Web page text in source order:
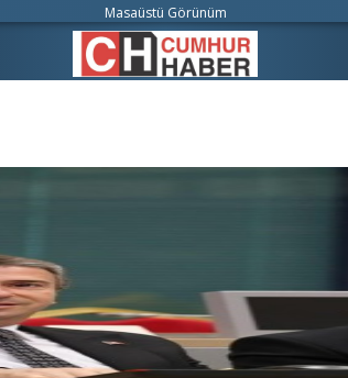
Masaüstü Görünüm